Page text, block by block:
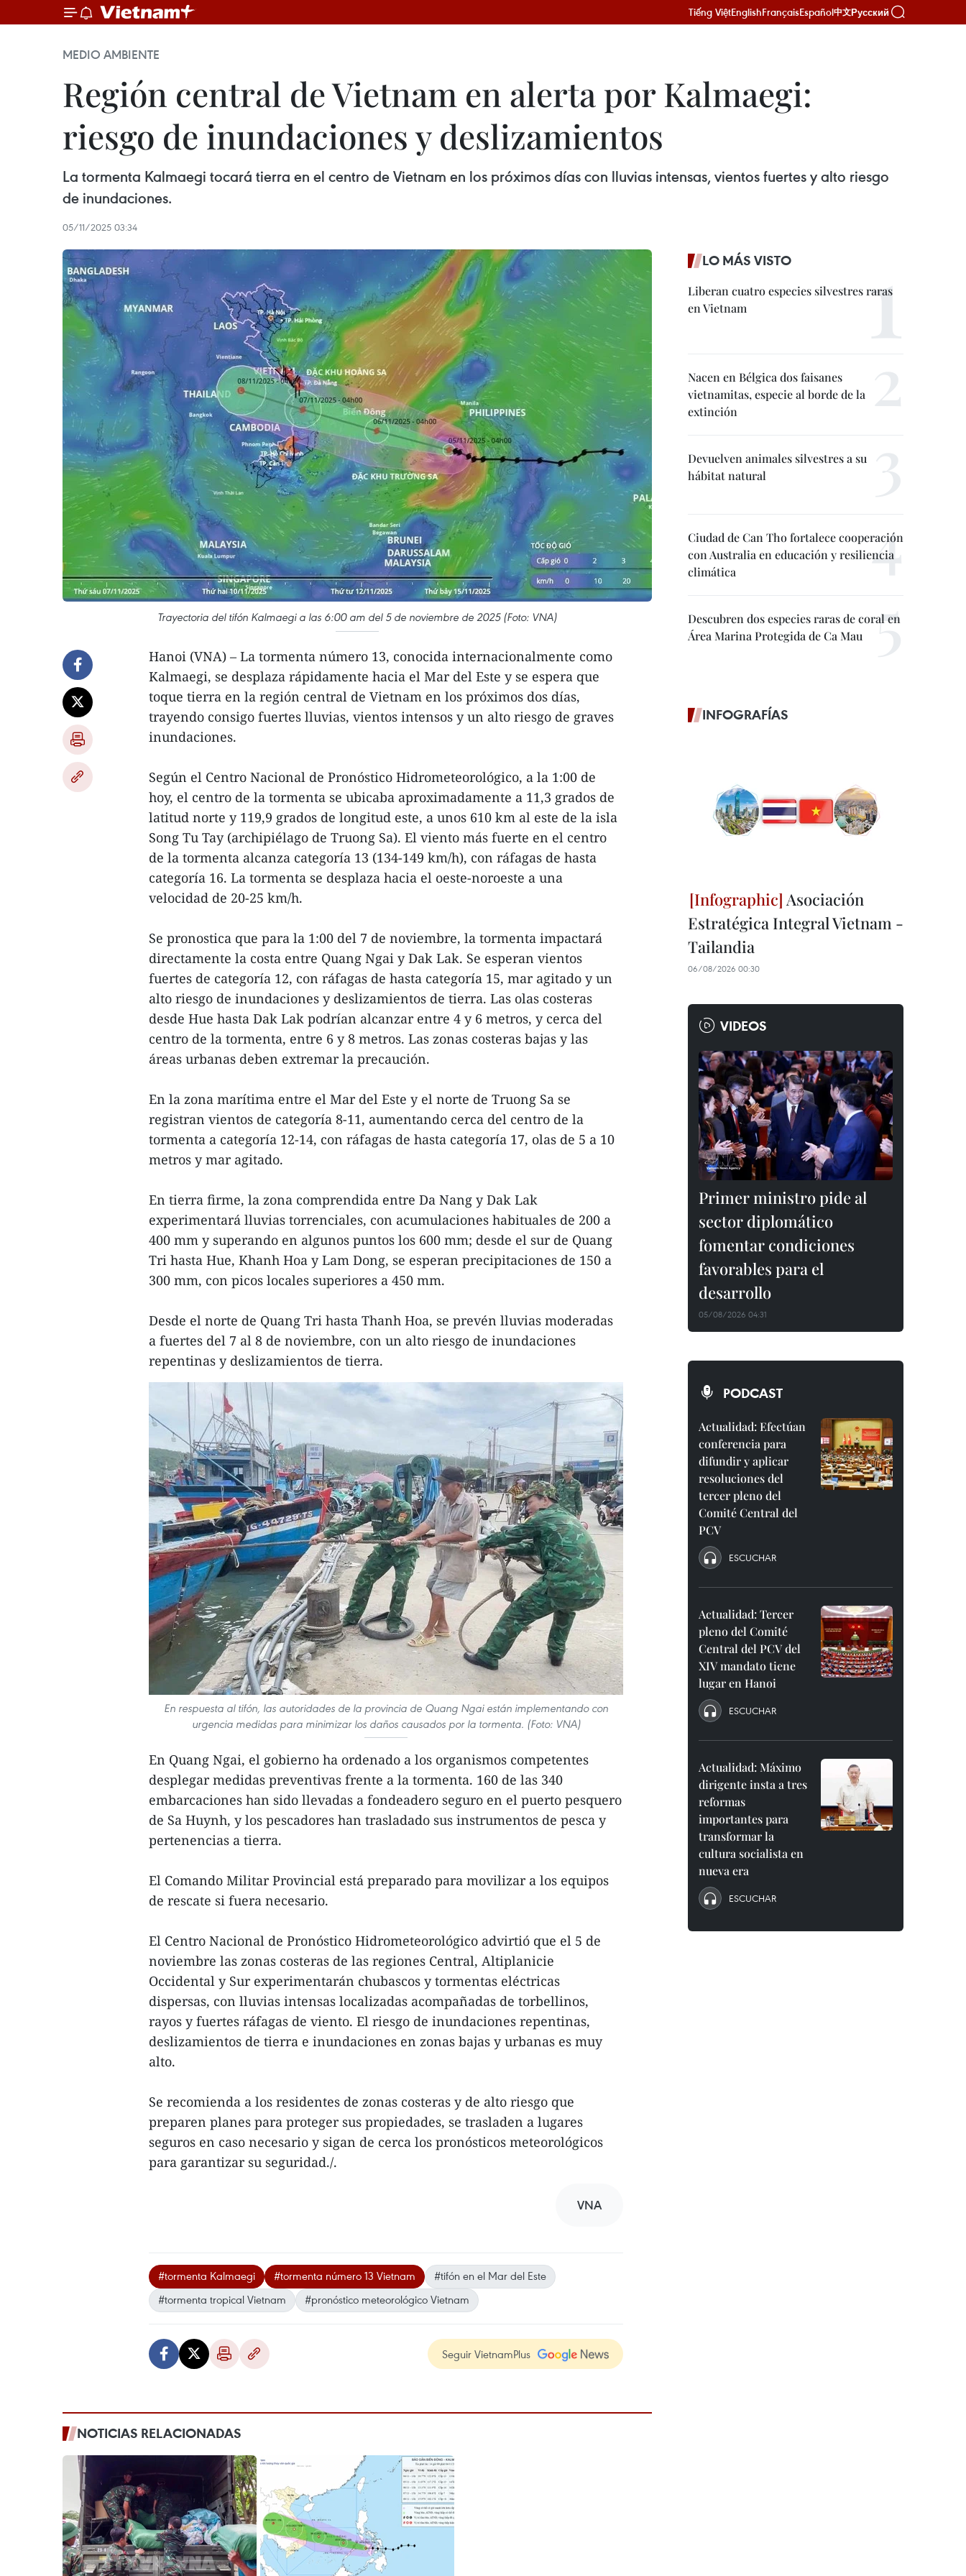
Tiếng ViệtEnglishFrançaisEspañol中文Русский
MEDIO AMBIENTE
Región central de Vietnam en alerta por Kalmaegi:
riesgo de inundaciones y deslizamientos
La tormenta Kalmaegi tocará tierra en el centro de Vietnam en los próximos días con lluvias intensas, vientos fuertes y alto riesgo
de inundaciones.
05/11/2025 03:34
Trayectoria del tifón Kalmaegi a las 6:00 am del 5 de noviembre de 2025 (Foto: VNA)
Hanoi (VNA) – La tormenta número 13, conocida internacionalmente como
Kalmaegi, se desplaza rápidamente hacia el Mar del Este y se espera que
toque tierra en la región central de Vietnam en los próximos dos días,
trayendo consigo fuertes lluvias, vientos intensos y un alto riesgo de graves
inundaciones.
Según el Centro Nacional de Pronóstico Hidrometeorológico, a la 1:00 de
hoy, el centro de la tormenta se ubicaba aproximadamente a 11,3 grados de
latitud norte y 119,9 grados de longitud este, a unos 610 km al este de la isla
Song Tu Tay (archipiélago de Truong Sa). El viento más fuerte en el centro
de la tormenta alcanza categoría 13 (134-149 km/h), con ráfagas de hasta
categoría 16. La tormenta se desplaza hacia el oeste-noroeste a una
velocidad de 20-25 km/h.
Se pronostica que para la 1:00 del 7 de noviembre, la tormenta impactará
directamente la costa entre Quang Ngai y Dak Lak. Se esperan vientos
fuertes de categoría 12, con ráfagas de hasta categoría 15, mar agitado y un
alto riesgo de inundaciones y deslizamientos de tierra. Las olas costeras
desde Hue hasta Dak Lak podrían alcanzar entre 4 y 6 metros, y cerca del
centro de la tormenta, entre 6 y 8 metros. Las zonas costeras bajas y las
áreas urbanas deben extremar la precaución.
En la zona marítima entre el Mar del Este y el norte de Truong Sa se
registran vientos de categoría 8-11, aumentando cerca del centro de la
tormenta a categoría 12-14, con ráfagas de hasta categoría 17, olas de 5 a 10
metros y mar agitado.
En tierra firme, la zona comprendida entre Da Nang y Dak Lak
experimentará lluvias torrenciales, con acumulaciones habituales de 200 a
400 mm y superando en algunos puntos los 600 mm; desde el sur de Quang
Tri hasta Hue, Khanh Hoa y Lam Dong, se esperan precipitaciones de 150 a
300 mm, con picos locales superiores a 450 mm.
Desde el norte de Quang Tri hasta Thanh Hoa, se prevén lluvias moderadas
a fuertes del 7 al 8 de noviembre, con un alto riesgo de inundaciones
repentinas y deslizamientos de tierra.
En respuesta al tifón, las autoridades de la provincia de Quang Ngai están implementando con
urgencia medidas para minimizar los daños causados ​​por la tormenta. (Foto: VNA)
En Quang Ngai, el gobierno ha ordenado a los organismos competentes
desplegar medidas preventivas frente a la tormenta. 160 de las 340
embarcaciones han sido llevadas a fondeadero seguro en el puerto pesquero
de Sa Huynh, y los pescadores han trasladado sus instrumentos de pesca y
pertenencias a tierra.
El Comando Militar Provincial está preparado para movilizar a los equipos
de rescate si fuera necesario.
El Centro Nacional de Pronóstico Hidrometeorológico advirtió que el 5 de
noviembre las zonas costeras de las regiones Central, Altiplanicie
Occidental y Sur experimentarán chubascos y tormentas eléctricas
dispersas, con lluvias intensas localizadas acompañadas de torbellinos,
rayos y fuertes ráfagas de viento. El riesgo de inundaciones repentinas,
deslizamientos de tierra e inundaciones en zonas bajas y urbanas es muy
alto.
Se recomienda a los residentes de zonas costeras y de alto riesgo que
preparen planes para proteger sus propiedades, se trasladen a lugares
seguros en caso necesario y sigan de cerca los pronósticos meteorológicos
para garantizar su seguridad./.
VNA
#tormenta Kalmaegi #tormenta número 13 Vietnam
#tifón en el Mar del Este
#tormenta tropical Vietnam
#pronóstico meteorológico Vietnam
Seguir VietnamPlus
NOTICIAS RELACIONADAS
LO MÁS VISTO
Liberan cuatro especies silvestres raras
en Vietnam
Nacen en Bélgica dos faisanes
vietnamitas, especie al borde de la
extinción
Devuelven animales silvestres a su
hábitat natural
Ciudad de Can Tho fortalece cooperación
con Australia en educación y resiliencia
climática
Descubren dos especies raras de coral en
Área Marina Protegida de Ca Mau
INFOGRAFÍAS
Asociación
Estratégica Integral Vietnam -
Tailandia
06/08/2026 00:30
VIDEOS
Primer ministro pide al
sector diplomático
fomentar condiciones
favorables para el
desarrollo
05/08/2026 04:31
PODCAST
Actualidad: Efectúan
conferencia para
difundir y aplicar
resoluciones del
tercer pleno del
Comité Central del
PCV
ESCUCHAR
Actualidad: Tercer
pleno del Comité
Central del PCV del
XIV mandato tiene
lugar en Hanoi
ESCUCHAR
Actualidad: Máximo
dirigente insta a tres
reformas
importantes para
transformar la
cultura socialista en
nueva era
ESCUCHAR